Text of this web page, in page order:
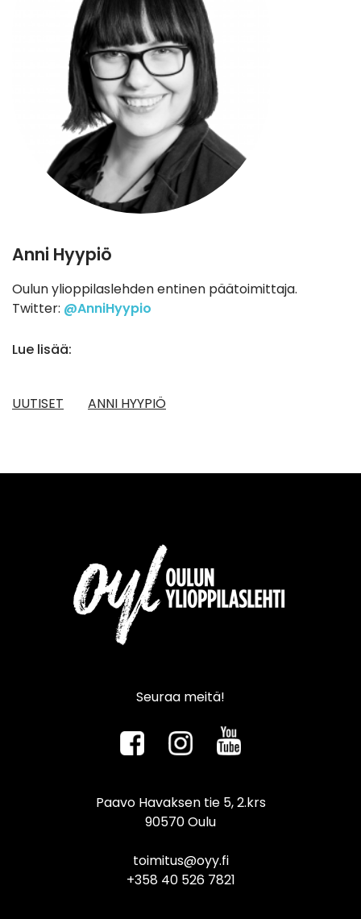
Anni Hyypiö
Oulun ylioppilaslehden entinen päätoimittaja.
Twitter: @AnniHyypio
Lue lisää:
UUTISET ANNI HYYPIÖ
Seuraa meitä!
Paavo Havaksen tie 5, 2.krs
90570 Oulu
toimitus@oyy.fi
+358 40 526 7821